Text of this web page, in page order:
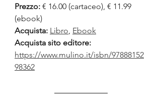
Prezzo: € 16.00 (cartaceo), € 11.99
(ebook)
Acquista: Libro, Ebook
Acquista sito editore:
https://www.mulino.it/isbn/97888152
98362